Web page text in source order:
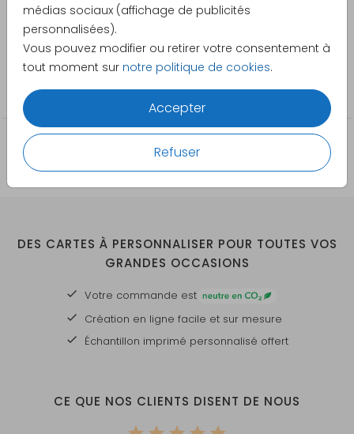
médias sociaux (affichage de publicités
personnalisées).
Vous pouvez modifier ou retirer votre consentement à
tout moment sur notre politique de cookies.
Accepter
Refuser
Créateur
Pretty Orange
Catégorie
Cartes de remerciement
DES CARTES À PERSONNALISER POUR TOUTES VOS
GRANDES OCCASIONS
Votre commande est
Création en ligne facile et sur mesure
Échantillon imprimé personnalisé offert
CE QUE NOS CLIENTS DISENT DE NOUS